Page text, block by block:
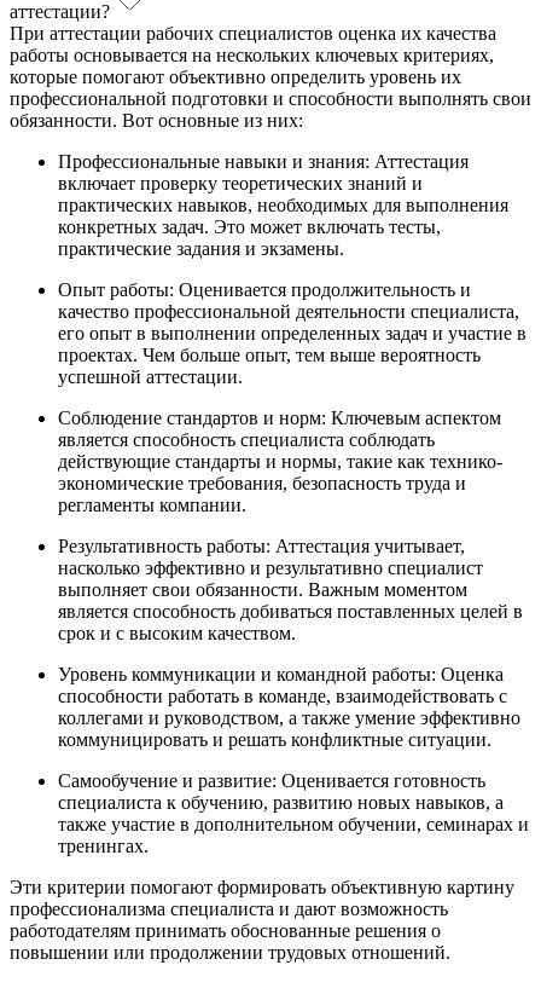
аттестации?
При аттестации рабочих специалистов оценка их качества
работы основывается на нескольких ключевых критериях,
которые помогают объективно определить уровень их
профессиональной подготовки и способности выполнять свои
обязанности. Вот основные из них:
Профессиональные навыки и знания: Аттестация
включает проверку теоретических знаний и
практических навыков, необходимых для выполнения
конкретных задач. Это может включать тесты,
практические задания и экзамены.
Опыт работы: Оценивается продолжительность и
качество профессиональной деятельности специалиста,
его опыт в выполнении определенных задач и участие в
проектах. Чем больше опыт, тем выше вероятность
успешной аттестации.
Соблюдение стандартов и норм: Ключевым аспектом
является способность специалиста соблюдать
действующие стандарты и нормы, такие как технико-
экономические требования, безопасность труда и
регламенты компании.
Результативность работы: Аттестация учитывает,
насколько эффективно и результативно специалист
выполняет свои обязанности. Важным моментом
является способность добиваться поставленных целей в
срок и с высоким качеством.
Уровень коммуникации и командной работы: Оценка
способности работать в команде, взаимодействовать с
коллегами и руководством, а также умение эффективно
коммуницировать и решать конфликтные ситуации.
Самообучение и развитие: Оценивается готовность
специалиста к обучению, развитию новых навыков, а
также участие в дополнительном обучении, семинарах и
тренингах.
Эти критерии помогают формировать объективную картину
профессионализма специалиста и дают возможность
работодателям принимать обоснованные решения о
повышении или продолжении трудовых отношений.